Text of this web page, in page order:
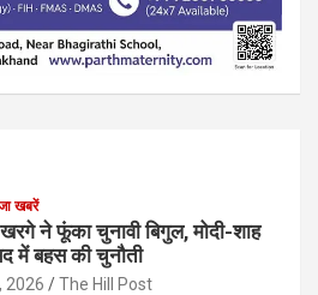
खबरें
खरगे ने फूंका चुनावी बिगुल, मोदी-शाह
में बहस की चुनौती
2026 The Hill Post